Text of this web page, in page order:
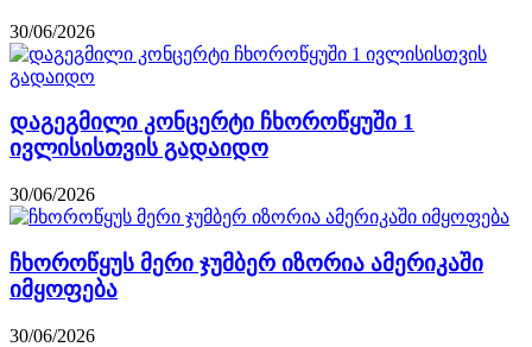
30/06/2026
დაგეგმილი კონცერტი ჩხოროწყუში 1
ივლისისთვის გადაიდო
30/06/2026
ჩხოროწყუს მერი ჯუმბერ იზორია ამერიკაში
იმყოფება
30/06/2026